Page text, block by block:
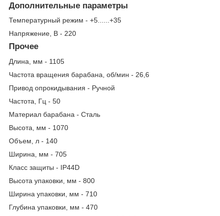
Дополнительные параметры
Температурный режим - +5......+35
Напряжение, В - 220
Прочее
Длина, мм - 1105
Частота вращения барабана, об/мин - 26,6
Привод опрокидывания - Ручной
Частота, Гц - 50
Материал барабана - Сталь
Высота, мм - 1070
Объем, л - 140
Ширина, мм - 705
Класс защиты - IP44D
Высота упаковки, мм - 800
Ширина упаковки, мм - 710
Глубина упаковки, мм - 470